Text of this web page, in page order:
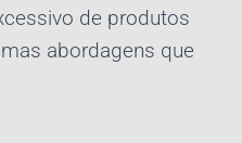
de produtos
abordagens que